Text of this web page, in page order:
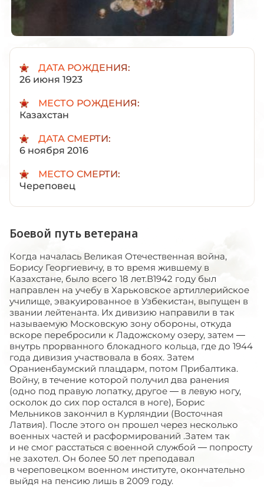
ДАТА РОЖДЕНИЯ:
26 июня 1923
МЕСТО РОЖДЕНИЯ:
Казахстан
ДАТА СМЕРТИ:
6 ноября 2016
МЕСТО СМЕРТИ:
Череповец
Боевой путь ветерана
Когда началась Великая Отечественная война,
Борису Георгиевичу, в то время жившему в
Казахстане, было всего 18 лет.В1942 году был
направлен на учебу в Харьковское артиллерийское
училище, эвакуированное в Узбекистан, выпущен в
звании лейтенанта. Их дивизию направили в так
называемую Московскую зону обороны, откуда
вскоре перебросили к Ладожскому озеру, затем —
внутрь прорванного блокадного кольца, где до 1944
года дивизия участвовала в боях. Затем
Ораниенбаумский плацдарм, потом Прибалтика.
Войну, в течение которой получил два ранения
(одно под правую лопатку, другое — в левую ногу,
осколок до сих пор остался в ноге), Борис
Мельников закончил в Курляндии (Восточная
Латвия). После этого он прошел через несколько
военных частей и расформирований .Затем так
и не смог расстаться с военной службой — попросту
не захотел. Он более 50 лет преподавал
в череповецком военном институте, окончательно
выйдя на пенсию лишь в 2009 году.